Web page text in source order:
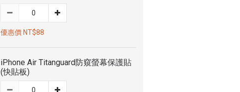
優惠價 NT$88
iPhone Air Titanguard防窺螢幕保護貼
(快貼板)